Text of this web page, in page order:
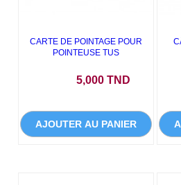
CARTE DE POINTAGE POUR
POINTEUSE TUS
5,000 TND
AJOUTER AU PANIER